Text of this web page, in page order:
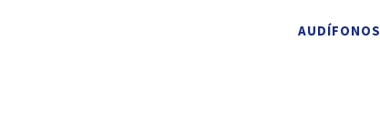
AUDÍFONOS